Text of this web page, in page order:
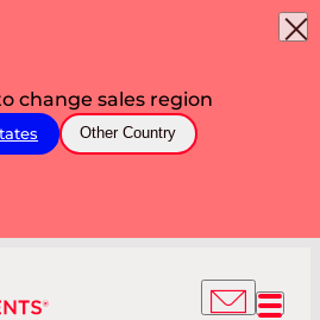
change sales region
Other Country